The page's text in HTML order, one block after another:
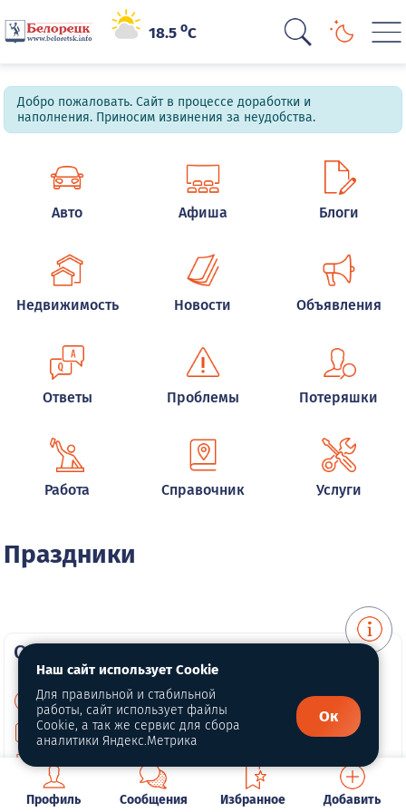
18.5oC
Добро пожаловать. Сайт в процессе доработки и
наполнения. Приносим извинения за неудобства.
Авто Афиша Блоги
Недвижимость Новости Объявления
Ответы Проблемы Потеряшки
Работа Справочник Услуги
Праздники
О портале
О нас
Для правообладателей
Политика конфиденциальности
Обработка персональных данных
Профиль Сообщения Избранное Добавить
Наш сайт использует Cookie
Для правильной и стабильной
работы, сайт использует файлы
Cookie, а так же сервис для сбора
аналитики Яндекс.Метрика
Ок